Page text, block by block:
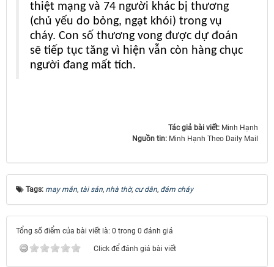
thiệt mạng và 74 người khác bị thương
(chủ yếu do bỏng, ngạt khói) trong vụ
cháy. Con số thương vong được dự đoán
sẽ tiếp tục tăng vì hiện vẫn còn hàng chục
người đang mất tích.
Tác giả bài viết: Minh Hạnh
Nguồn tin: Minh Hạnh Theo Daily Mail
Tags: may mắn, tài sản, nhà thờ, cư dân, đám cháy
Tổng số điểm của bài viết là: 0 trong 0 đánh giá
Click để đánh giá bài viết